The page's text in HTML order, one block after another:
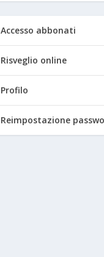
Accesso abbonati
Risveglio online
Profilo
Reimpostazione